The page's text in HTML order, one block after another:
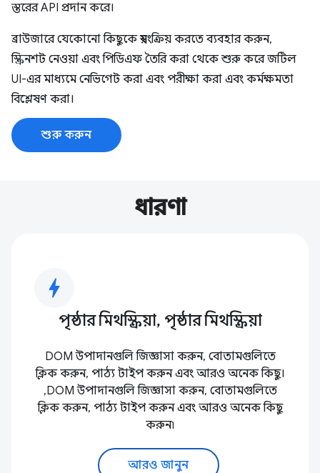
স্তরের API প্রদান করে।
ব্রাউজারে যেকোনো কিছুকে স্বয়ংক্রিয় করতে ব্যবহার করুন,
স্ক্রিনশট নেওয়া এবং পিডিএফ তৈরি করা থেকে শুরু করে জটিল
UI-এর মাধ্যমে নেভিগেট করা এবং পরীক্ষা করা এবং কর্মক্ষমতা
বিশ্লেষণ করা।
শুরু করুন
ধারণা
bolt
পৃষ্ঠার মিথস্ক্রিয়া, পৃষ্ঠার মিথস্ক্রিয়া
DOM উপাদানগুলি জিজ্ঞাসা করুন, বোতামগুলিতে
ক্লিক করুন, পাঠ্য টাইপ করুন এবং আরও অনেক কিছু।
,DOM উপাদানগুলি জিজ্ঞাসা করুন, বোতামগুলিতে
ক্লিক করুন, পাঠ্য টাইপ করুন এবং আরও অনেক কিছু
করুন৷
আরও জানুন